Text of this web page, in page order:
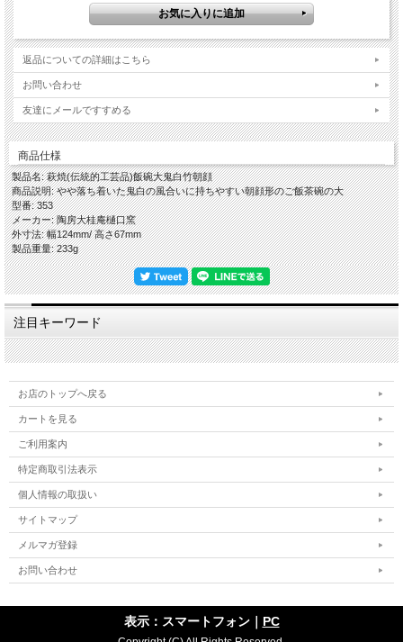
【ギフト対応について】
◎各箱(木箱・紙箱)をご希望の場合は、このページの下に各箱のお買い物カゴにて
別途ご注文くださいますようお願いいたします。
◎箱入りの場合は当店のオリジナル包装紙での包装・ギフト対応(のし紙掛け・メ
ッセージカード)を無料で承ります。
【作品に関して】
萩焼伝統工芸士・樋口大桂が伝統的工芸品萩焼としての規約を遵守し、国産の天然
原材料を使い全工程を手作業でしております。寸法・重量・色合い・風合いが一つ
一つ微妙に違いますので、悪しからずご了承くださいませ。
出来るだけ色や質感がわかりやすいように複数の照明や白の背景板を使って撮影し
てますが、照明の映り込みが多くある際は風合いを損ねない程度の修正・補正・加
工をし、逆に修正が難しい場合はそのままにしていることもございますので、悪し
からずご了承ください。
【萩焼の特徴-萩の七化け】
萩焼は伝統的工芸品萩焼の指定材料である「大道土」を主に使いますが、この陶土
が焼き締まらないという特性がある為、生地を素焼きし釉薬を掛けて本焼きをする
という工程で作ります。焼成後、生地と釉薬の収縮率の違いにより貫入(かんにゅ
う)が起こります。器に色見のある水分を入れると、この貫入に染みご使用の度合
やきものを使い手が育てていくと言われる所以です。
私どもはこの特徴を尊重し時流に流されることなく伝統的な萩焼を守りたいという
精神と、お客様のことを大事にしたいという想いから、器へのコーティングをしな
いという方針を貫いておりますので、電子レンジ・食器洗浄乾燥機をお使いいただ
使いいただければ幸いです。
【在庫について】
当店は実店舗と自社サイトにて在庫を共有しておりますので、ご注文のタイミング
によって在庫切れの場合は悪しからずご容赦くださいませ。
【荷造り・発送について】
安全にお届けするために、作品をエアパッキンでしっかり包み、緩衝材の新聞紙を
多めに入れた段ボールに詰めて荷造りし発送しております。
お取り扱い方法などを詳細に明記した紙を同梱いたします。
【器にやさしいお取り扱い】
・初めてのご使用時 → ほこりをとる程度の洗浄でOK(使用前の煮沸消毒は不
要)
納
・茶しぶの除去 → メラミンフォームのスポンジでこすり洗い
・湯通しのおすすめ→ 大きめの鍋にうつわと水を入れ30分程度煮沸させる
返品についての詳細はこちら
お問い合わせ
友達にメールですすめる
商品仕様
製品名: 萩焼(伝統的工芸品)飯碗大鬼白竹朝顔
商品説明: やや落ち着いた鬼白の風合いに持ちやすい朝顔形のご飯茶碗の大
型番: 353
メーカー: 陶房大桂庵樋口窯
外寸法: 幅124mm/ 高さ67mm
製品重量: 233g
注目キーワード
お店のトップへ戻る
カートを見る
ご利用案内
特定商取引法表示
個人情報の取扱い
サイトマップ
メルマガ登録
お問い合わせ
表示：スマートフォン｜ PC